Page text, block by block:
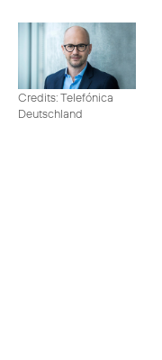
Credits: Telefónica
Deutschland